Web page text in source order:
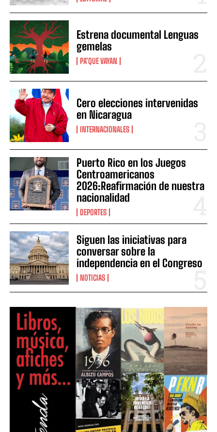
Estrena documental Lenguas
gemelas
PA’QUE VAYAN
Cero elecciones intervenidas
en Nicaragua
INTERNACIONALES
Puerto Rico en los Juegos
Centroamericanos
2026:Reafirmación de nuestra
nacionalidad
DEPORTES
Siguen las iniciativas para
conversar sobre la
independencia en el Congreso
NOTICIAS